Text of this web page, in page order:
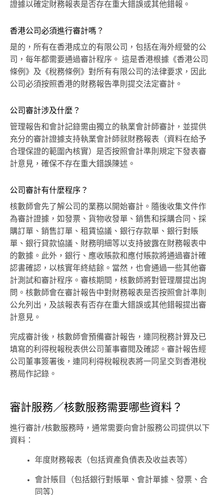
證據以確定財務報表是否存在重大錯誤或其他錯報。
香港公司必須進行審計嗎？
是的，所有在香港成立的有限公司，包括在海外經營的公
司，每年都需要通過審計程序。 這是香港根據《香港公司
條例》及《稅務條例》對所有有限公司的法律要求，因此
公司必須按照香港的財務報告準則提交法定審計。
公司審計涉及什麼？
管理報告和會計記錄需由獨立的執業會計師審計，並提供
充分的審計證據支持執業會計師就財務報表（資料在給予
合理保證的範圍內核實）是否按照會計準則規定下發表審
計意見，確保不存在重大錯誤陳述。
公司審計有什麼程序？
核數師會先了解公司的業務以開始審計。隨後收集文件作
為審計證據，如發票、貨物收發單、銷售和採購合同、採
購訂單、銷售訂單、租賃協議、銀行存款單、銀行對賬
單、銀行貸款協議、財務明細等以支持披露在財務報表中
的數據。此外，銀行、應收賬款和應付賬款將通過審計確
認書確認，以核實年終結餘。當然，也會通過一些其他審
計測試和審計程序。審核期間，核數師將對管理層提出詢
問。核數師會在審計報告中對財務報表是否按照會計準則
公允列出，及該報表有否存在重大錯誤或其他錯報提出審
計意見。
完成審計後，核數師會預備審計報告，連同稅務計算及已
填寫的利得稅報稅表供公司董事審閱及確認。審計報告經
公司董事簽署後，連同利得稅報稅表將一同呈交到香港稅
務局作記錄。
審計服務／核數服務需要哪些資料？
進行審計/核數服務時，通常需要向會計服務公司提供以下
資料：
年度財務報表（包括資產負債表及收益表等）
會計賬目（包括銀行對賬單、會計單據、發票、合
同等）